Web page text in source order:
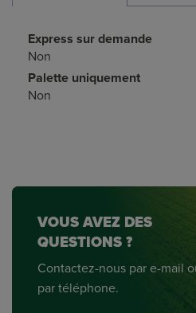
Express sur demande
Non
Palette uniquement
Non
VOUS AVEZ DES
QUESTIONS ?
Contactez-nous par e-mail
par téléphone.